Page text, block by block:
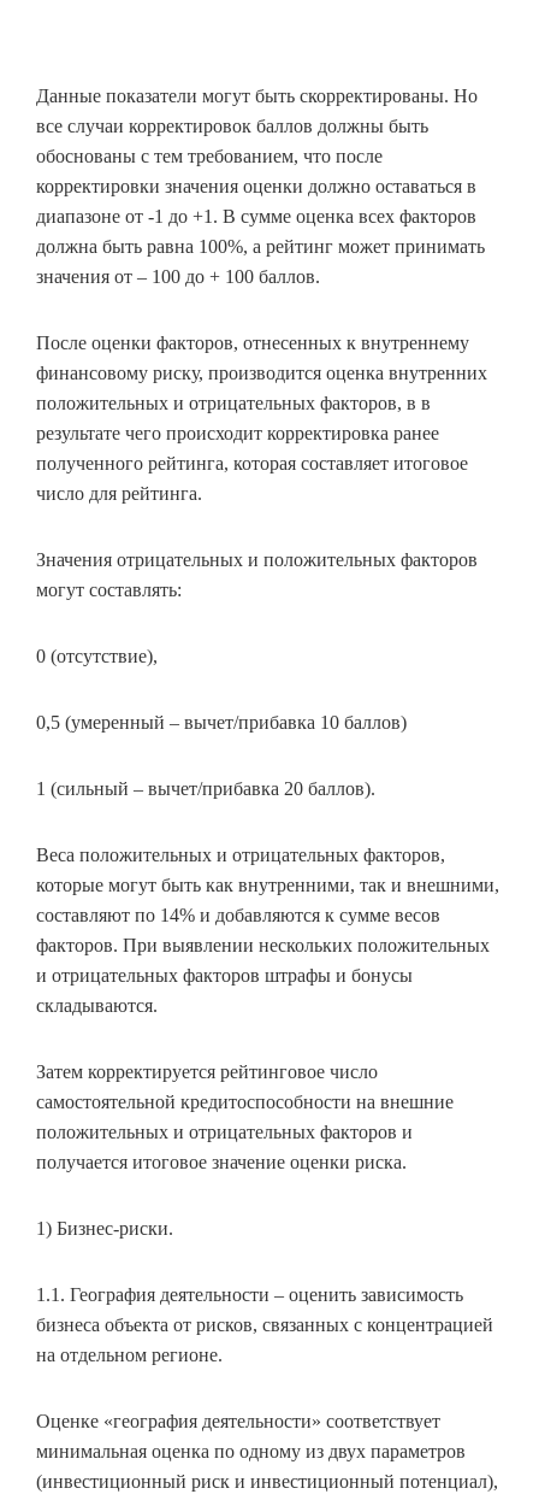
Данные показатели могут быть скорректированы. Но
все случаи корректировок баллов должны быть
обоснованы с тем требованием, что после
корректировки значения оценки должно оставаться в
диапазоне от -1 до +1. В сумме оценка всех факторов
должна быть равна 100%, а рейтинг может принимать
значения от – 100 до + 100 баллов.
После оценки факторов, отнесенных к внутреннему
финансовому риску, производится оценка внутренних
положительных и отрицательных факторов, в в
результате чего происходит корректировка ранее
полученного рейтинга, которая составляет итоговое
число для рейтинга.
Значения отрицательных и положительных факторов
могут составлять:
0 (отсутствие),
0,5 (умеренный – вычет/прибавка 10 баллов)
1 (сильный – вычет/прибавка 20 баллов).
Веса положительных и отрицательных факторов,
которые могут быть как внутренними, так и внешними,
составляют по 14% и добавляются к сумме весов
факторов. При выявлении нескольких положительных
и отрицательных факторов штрафы и бонусы
складываются.
Затем корректируется рейтинговое число
самостоятельной кредитоспособности на внешние
положительных и отрицательных факторов и
получается итоговое значение оценки риска.
1) Бизнес-риски.
1.1. География деятельности – оценить зависимость
бизнеса объекта от рисков, связанных с концентрацией
на отдельном регионе.
Оценке «география деятельности» соответствует
минимальная оценка по одному из двух параметров
(инвестиционный риск и инвестиционный потенциал),